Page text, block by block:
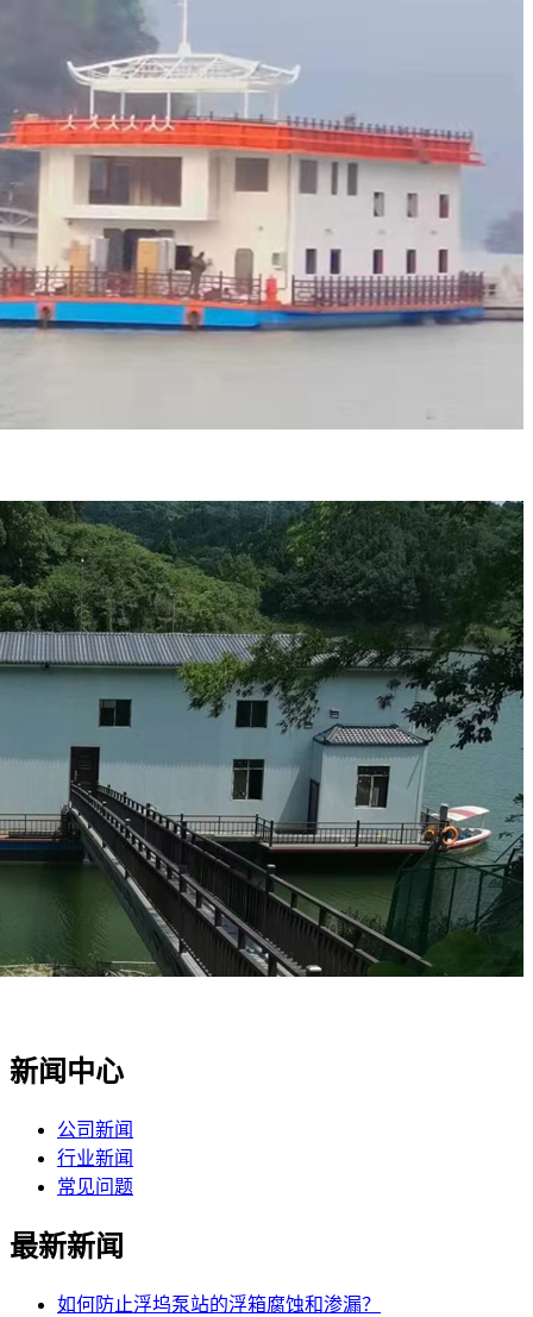
新闻中心
公司新闻
行业新闻
常见问题
最新新闻
如何防止浮坞泵站的浮箱腐蚀和渗漏？